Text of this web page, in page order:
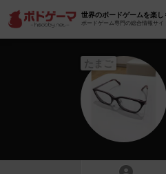
世界のボードゲームを楽し
ボードゲーム専門の総合情報サイ
たまご